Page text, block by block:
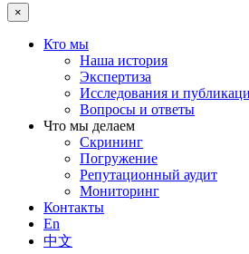
×
Кто мы
Наша история
Экспертиза
Исследования и
Вопросы и ответы
Что мы делаем
Скрининг
Погружение
Репутационный аудит
Мониторинг
Контакты
En
中文